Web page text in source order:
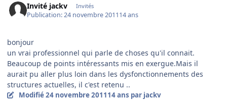
Invité jackv Invités
Publication:24 novembre 201114 ans
bonjour
un vrai professionnel qui parle de choses qu'il connait.
Beaucoup de points intéressants mis en exergue.Mais il
aurait pu aller plus loin dans les dysfonctionnements des
structures actuelles, il c'est retenu ..
Modifié24 novembre 201114 ans par jackv